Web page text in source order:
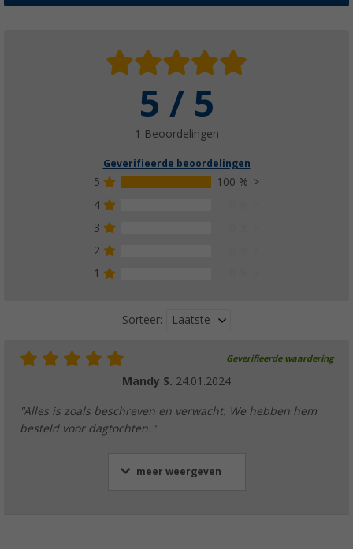
5 / 5
1 Beoordelingen
Geverifieerde beoordelingen
5
100 %
4
3
2
1
Sorteer: Laatste
Geverifieerde waardering
Mandy S. 24.01.2024
"Alles is zoals beschreven en verwacht. We hebben hem
besteld voor dagtochten."
meer weergeven